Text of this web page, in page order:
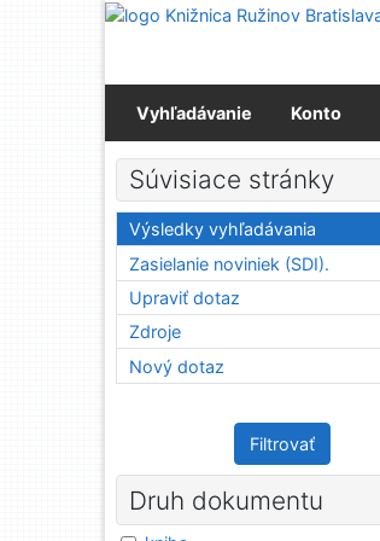
Prejsť na obsah
Vyhľadávanie Konto
Súvisiace stránky
Výsledky vyhľadávania
Zasielanie noviniek (SDI).
Upraviť dotaz
Zdroje
Nový dotaz
Filtrovať
Druh dokumentu